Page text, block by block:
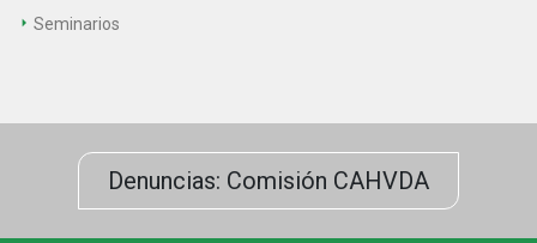
Seminarios
Denuncias: Comisión CAHVDA